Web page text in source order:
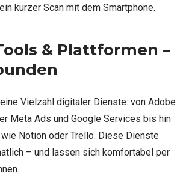
kurzer Scan mit dem Smartphone.
& Plattformen –
Vielzahl digitaler Dienste: von Adobe
Meta Ads und Google Services bis hin
Notion oder Trello. Diese Dienste
– und lassen sich komfortabel per